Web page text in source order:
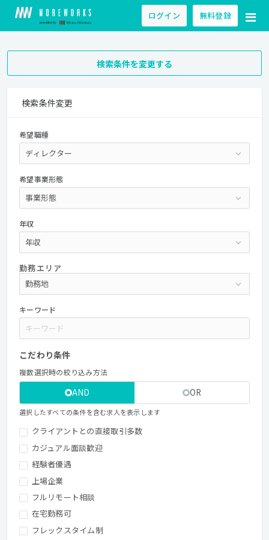
ログイン 無料登録
検索条件を変更する
検索条件変更
希望職種
希望事業形態
年収
勤務エリア
キーワード
こだわり条件
複数選択時の絞り込み方法
AND OR
選択したすべての条件を含む求人を表示します
クライアントとの直接取引多数
カジュアル面談歓迎
経験者優遇
上場企業
フルリモート相談
在宅勤務可
フレックスタイム制